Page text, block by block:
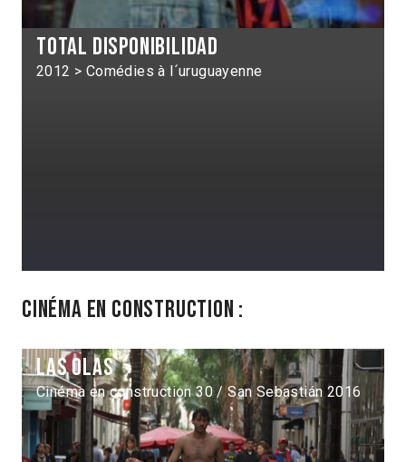
Total disponibilidad
2012 > Comédies à l´uruguayenne
Cinéma en construction :
Las olas
Cinéma en construction 30 / San Sebastián 2016